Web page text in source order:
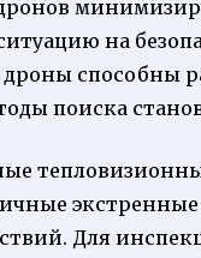
на
дроны способны
поиска
Для